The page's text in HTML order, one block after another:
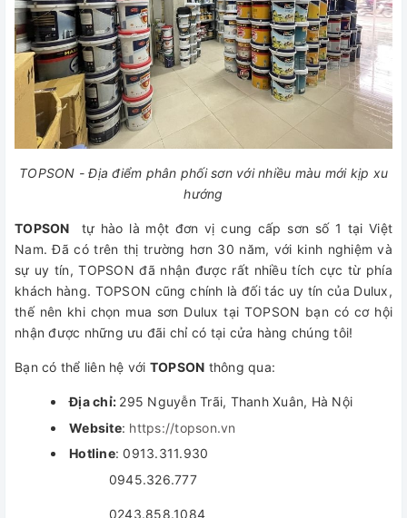
TOPSON - Địa điểm phân phối sơn với nhiều màu mới kịp xu
hướng
TOPSON tự hào là một đơn vị cung cấp sơn số 1 tại Việt
Nam. Đã có trên thị trường hơn 30 năm, với kinh nghiệm và
sự uy tín, TOPSON đã nhận được rất nhiều tích cực từ phía
khách hàng. TOPSON cũng chính là đối tác uy tín của Dulux,
thế nên khi chọn mua sơn Dulux tại TOPSON bạn có cơ hội
nhận được những ưu đãi chỉ có tại cửa hàng chúng tôi!
Bạn có thể liên hệ với TOPSON thông qua:
Địa chỉ: 295 Nguyễn Trãi, Thanh Xuân, Hà Nội
Website: https://topson.vn
Hotline: 0913.311.930
0945.326.777
0243.858.1084